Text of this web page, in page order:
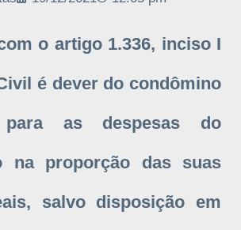
o artigo 1.336, inciso I
é dever do condômino
para as despesas do
na proporção das suas
salvo disposição em